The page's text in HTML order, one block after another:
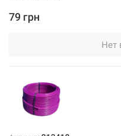
79 грн
Нет